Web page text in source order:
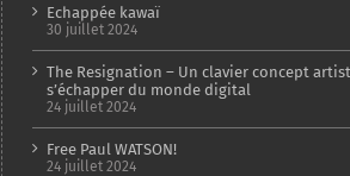
Echappée kawaï
30 juillet 2024
The Resignation – Un clavier concept
s’échapper du monde digital
24 juillet 2024
Free Paul WATSON!
24 juillet 2024